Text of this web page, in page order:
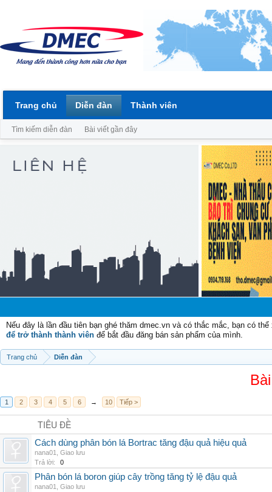
Nếu đây là lần đầu tiên bạn ghé thăm dmec.vn và có thắc mắc, bạn có
để trở thành thành viên để bắt đầu đăng bán sản phẩm của mình.
Trang chủ Diễn đàn
1 2 3 4 5 6 → 10 Tiếp >
TIÊU ĐỀ
Cách dùng phân bón lá Bortrac tăng đậu quả hiệu quả
nana01
Giao lưu
Trả lời:
0
Phân bón lá boron giúp cây trồng tăng tỷ lệ đậu quả
nana01
Giao lưu
Trang chủ Diễn đàn
Tìm kiếm diễn đàn Bài viết gần đây
Thành viên